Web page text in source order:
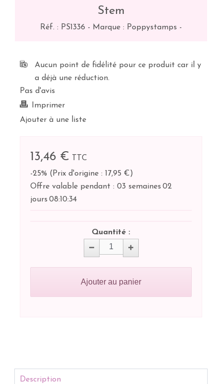
Stem
Réf. : PS1336 - Marque : Poppystamps -
Aucun point de fidélité pour ce produit car il y
a déjà une réduction.
Pas d'avis
Imprimer
Ajouter à une liste
13,46 €
TTC
-25% ( Prix d'origine : 17,95 €)
Offre valable pendant : 03 semaines 02
jours 08:10:33
Quantité :
Ajouter au panier
Description